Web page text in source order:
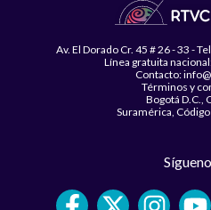
Av. El Dorado Cr. 45 # 26 - 33 -
Línea gratuita
Contacto:
Términos y
Bogotá D.C.,
Suramérica,